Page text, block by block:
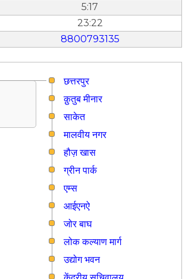
5:17
23:22
8800793135
छत्तरपुर
क़ुतुब मीनार
साकेत
मालवीय नगर
हौज़ खास
ग्रीन पार्क
एम्स
आईएनऐ
जोर बाघ
लोक कल्याण मार्ग
उद्योग भवन